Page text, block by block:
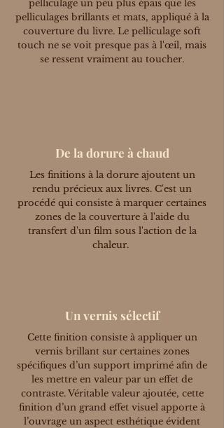
pelliculage un peu plus épais que les
pelliculages brillants et mats, appliqué à la
couverture du livre. Le pelliculage soft
touch ne se voit presque pas à l'œil, mais
se ressent vraiment au toucher.
De la dorure à chaud
Les finitions à la dorure ajoutent un
rendu précieux aux livres. C'est un
procédé qui consiste à marquer certaines
zones de la couverture à l'aide du
transfert d'un film sous l'action de la
chaleur.
Un vernis sélectif
Cette finition consiste à appliquer un
vernis brillant sur certaines zones
spécifiques d’un support imprimé afin de
les mettre en valeur par un effet de
contraste. Véritable valeur ajoutée, cette
finition d’un grand effet visuel apporte à
l’ouvrage un aspect esthétique évident